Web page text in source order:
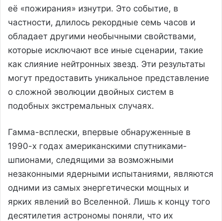
её «пожирания» изнутри. Это событие, в
частности, длилось рекордные семь часов и
обладает другими необычными свойствами,
которые исключают все иные сценарии, такие
как слияние нейтронных звезд. Эти результаты
могут предоставить уникальное представление
о сложной эволюции двойных систем в
подобных экстремальных случаях.
Гамма-всплески, впервые обнаруженные в
1990-х годах американскими спутниками-
шпионами, следящими за возможными
незаконными ядерными испытаниями, являются
одними из самых энергетически мощных и
ярких явлений во Вселенной. Лишь к концу того
десятилетия астрономы поняли, что их